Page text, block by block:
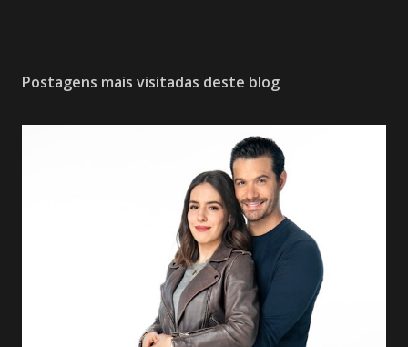
Postagens mais visitadas deste blog